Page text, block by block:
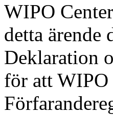
WIPO
detta ärende
Deklaration
för att WIPO